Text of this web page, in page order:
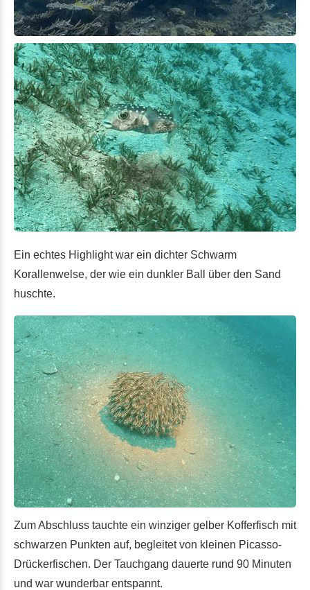
Ein echtes Highlight war ein dichter Schwarm
Korallenwelse, der wie ein dunkler Ball über den Sand
huschte.
Zum Abschluss tauchte ein winziger gelber Kofferfisch mit
schwarzen Punkten auf, begleitet von kleinen Picasso-
Drückerfischen. Der Tauchgang dauerte rund 90 Minuten
und war wunderbar entspannt.